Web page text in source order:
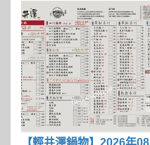
【輕井澤鍋物】2026年08